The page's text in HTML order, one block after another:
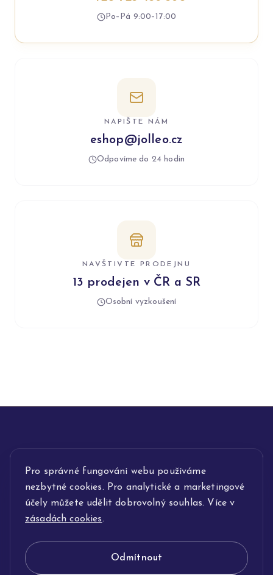
Pro správné fungování webu používáme
nezbytné cookies. Pro analytické a marketingové
účely můžete udělit dobrovolný souhlas. Více v
zásadách cookies.
Odmítnout
Po–Pá 9:00–17:00
NAPIŠTE NÁM
eshop@jolleo.cz
Odpovíme do 24 hodin
NAVŠTIVTE PRODEJNU
13 prodejen v ČR a SR
Osobní vyzkoušení
INFORMACE
POPIS SLUŽEB
KLENOTNICTVÍ JOLLEO